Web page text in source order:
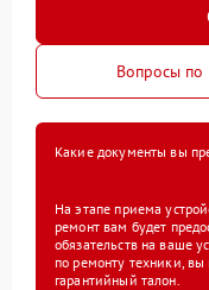
Вопросы по
Какие документы вы
На этапе приема
ремонт вам будет
обязательств на ваше
по ремонту техники,
гарантийный талон.